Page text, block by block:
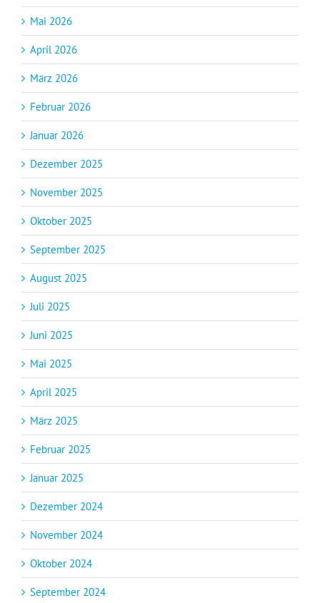
Mai 2026
April 2026
März 2026
Februar 2026
Januar 2026
Dezember 2025
November 2025
Oktober 2025
September 2025
August 2025
Juli 2025
Juni 2025
Mai 2025
April 2025
März 2025
Februar 2025
Januar 2025
Dezember 2024
November 2024
Oktober 2024
September 2024